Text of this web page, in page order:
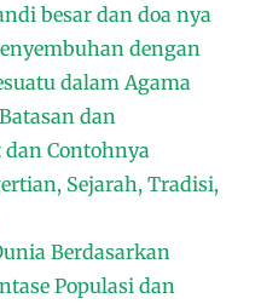
besar dan doa nya
dengan
dalam Agama
dan
dan Contohnya
Sejarah, Tradisi,
Berdasarkan
Populasi dan